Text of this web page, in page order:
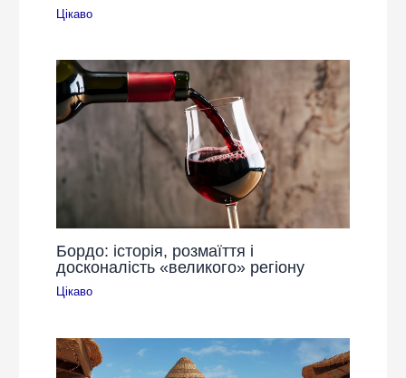
Цікаво
Бордо: історія, розмаїття і
досконалість «великого» регіону
Цікаво